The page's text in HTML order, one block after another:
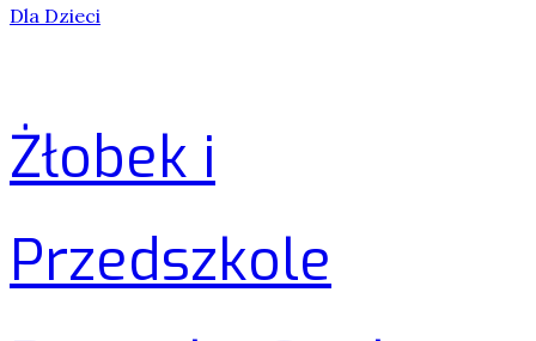
Dla Dzieci
Żłobek i
Przedszkole